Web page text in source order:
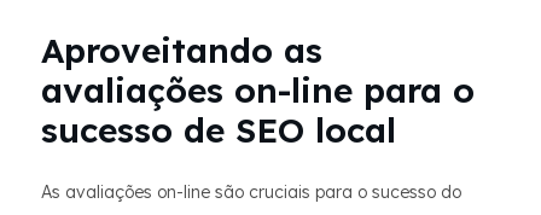
Aproveitando as
avaliações on-line para o
sucesso de SEO local
As avaliações on-line são cruciais para o sucesso do